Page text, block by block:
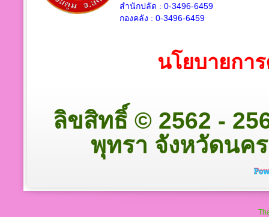
สำนักปลัด : 0-3496-6459
กองคลัง : 0-3496-6459
นโยบายกา
ลิขสิทธิ์ © 2562 -
พุทรา จังหวัดนค